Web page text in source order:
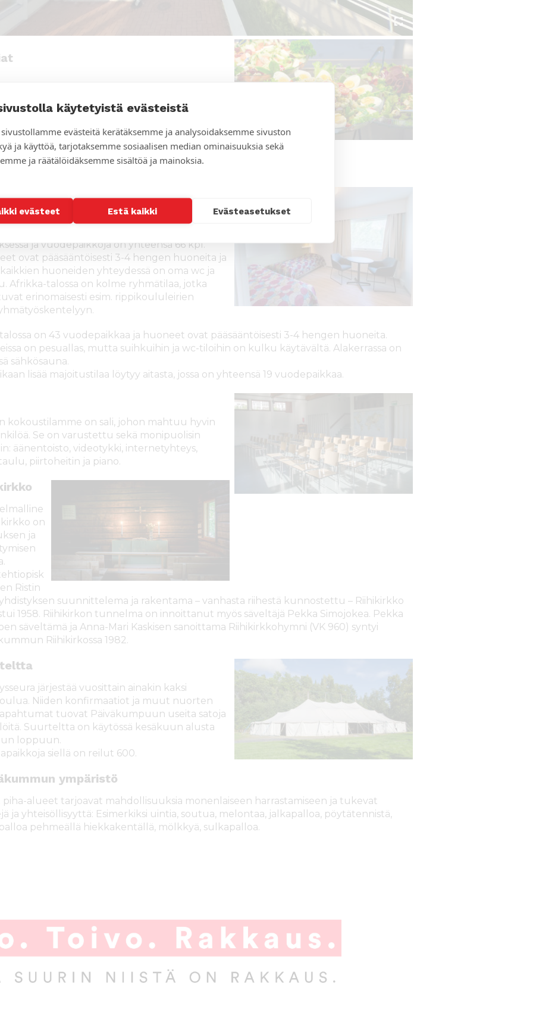
käytetyistä evästeistä
evästeitä kerätäksemme ja analysoidaksemme sivuston
ja käyttöä, tarjotaksemme sosiaalisen median ominaisuuksia sekä
ja räätälöidäksemme sisältöä ja mainoksia.
evästeet Estä kaikki Evästeasetukset
ja monipuoliset ruuat. Ruokasalissa ja
saatava kabinetti n. 20 hengelle
ateriat ja etniset ruuat tilauksen mukaan
on kaksi erillistä majoitusrakennusta.
ja vuodepaikkoja on yhteensä 66 kpl.
ovat pääsääntöisesti 3-4 hengen huoneita ja
huoneiden yhteydessä on oma wc ja
Afrikka-talossa on kolme ryhmätilaa, jotka
erinomaisesti esim. rippikoululeirien
talossa on 43 vuodepaikkaa ja huoneet ovat pääsääntöisesti 3-4 hengen huoneita.
on pesuallas, mutta suihkuihin ja wc-tiloihin on kulku käytävältä. Alakerrassa on
sähkösauna.
lisää majoitustilaa löytyy aitasta, jossa on yhteensä 19 vuodepaikkaa.
kokoustilamme on sali, johon mahtuu hyvin
Se on varustettu sekä monipuolisin
äänentoisto, videotykki, internetyhteys,
piirtoheitin ja piano.
on
ja
Ristin
suunnittelema ja rakentama – vanhasta riihestä kunnostettu – Riihikirkko
1958. Riihikirkon tunnelma on innoittanut myös säveltäjä Pekka Simojokea. Pekka
säveltämä ja Anna-Mari Kaskisen sanoittama Riihikirkkohymni (VK 960) syntyi
Riihikirkossa 1982.
järjestää vuosittain ainakin kaksi
Niiden konfirmaatiot ja muut nuorten
tuovat Päiväkumpuun useita satoja
Suurteltta on käytössä kesäkuun alusta
loppuun.
siellä on reilut 600.
ympäristö
piha-alueet tarjoavat mahdollisuuksia monenlaiseen harrastamiseen ja tukevat
ja yhteisöllisyyttä: Esimerkiksi uintia, soutua, melontaa, jalkapalloa, pöytätennistä,
pehmeällä hiekkakentällä, mölkkyä, sulkapalloa.